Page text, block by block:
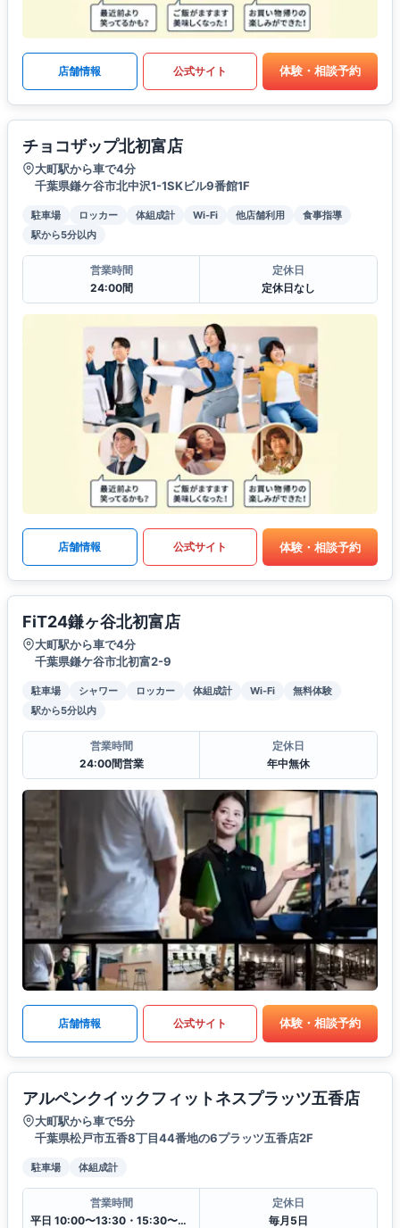
店舗情報 公式サイト 体験・相談予約
チョコザップ北初富店
大町駅から車で4分
千葉県鎌ケ谷市北中沢1-1SKビル9番館1F
駐車場 ロッカー 体組成計 Wi-Fi 他店舗利用
食事指導
駅から5分以内
営業時間
24:00間
定休日
定休日なし
店舗情報 公式サイト 体験・相談予約
FiT24鎌ヶ谷北初富店
大町駅から車で4分
千葉県鎌ケ谷市北初富2-9
駐車場 シャワー ロッカー 体組成計 Wi-Fi
無料体験
駅から5分以内
営業時間
24:00間営業
定休日
年中無休
店舗情報 公式サイト 体験・相談予約
アルペンクイックフィットネスプラッツ五香店
大町駅から車で5分
千葉県松戸市五香8丁目44番地の6プラッツ五香店2F
駐車場 体組成計
営業時間
平日 10:00〜13:30・15:30〜20:00
定休日
毎月5日